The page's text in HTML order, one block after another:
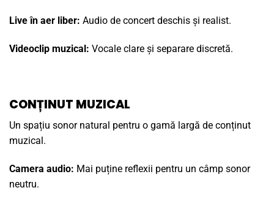
Live în aer liber: Audio de concert deschis și realist.
Videoclip muzical: Vocale clare și separare discretă.
CONȚINUT MUZICAL
Un spațiu sonor natural pentru o gamă largă de conținut
muzical.
Camera audio: Mai puține reflexii pentru un câmp sonor
neutru.